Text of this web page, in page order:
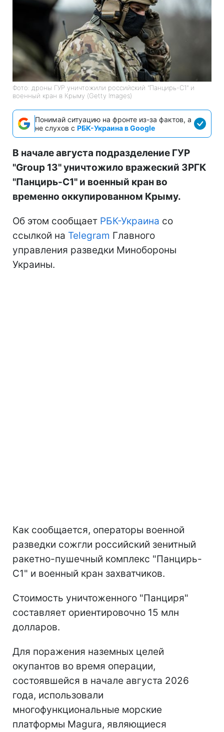
Фото: дроны ГУР уничтожили российский "Панцирь-С1" и
военный кран в Крыму (Getty Images)
Понимай ситуацию на фронте из-за фактов, а
не слухов с РБК-Украина в Google
В начале августа подразделение ГУР
"Group 13" уничтожило вражеский ЗРГК
"Панцирь-С1" и военный кран во
временно оккупированном Крыму.
Об этом сообщает РБК-Украина со
ссылкой на Telegram Главного
управления разведки Минобороны
Украины.
Как сообщается, операторы военной
разведки сожгли российский зенитный
ракетно-пушечный комплекс "Панцирь-
С1" и военный кран захватчиков.
Стоимость уничтоженного "Панциря"
составляет ориентировочно 15 млн
долларов.
Для поражения наземных целей
окупантов во время операции,
состоявшейся в начале августа 2026
года, использовали
многофункциональные морские
платформы Magura, являющиеся